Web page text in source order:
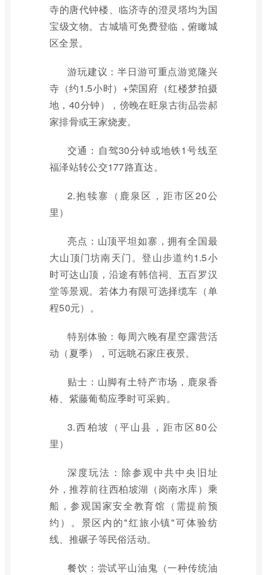
寺的唐代钟楼、临济寺的澄灵塔均为国
宝级文物。古城墙可免费登临，俯瞰城
区全景。
游玩建议：半日游可重点游览隆兴
寺（约1.5小时）+荣国府（红楼梦拍摄
地，40分钟），傍晚在旺泉古街品尝郝
家排骨或王家烧麦。
交通：自驾30分钟或地铁1号线至
福泽站转公交177路直达。
2.抱犊寨（鹿泉区，距市区20公
里）
亮点：山顶平坦如寨，拥有全国最
大山顶门坊南天门。登山步道约1.5小
时可达山顶，沿途有韩信祠、五百罗汉
堂等景观。若体力有限可选择缆车（单
程50元）。
特别体验：每周六晚有星空露营活
动（夏季），可远眺石家庄夜景。
贴士：山脚有土特产市场，鹿泉香
椿、紫藤葡萄应季时可采购。
3.西柏坡（平山县，距市区80公
里）
深度玩法：除参观中共中央旧址
外，推荐前往西柏坡湖（岗南水库）乘
船，参观国家安全教育馆（需提前预
约）。景区内的"红旅小镇"可体验纺
线、推碾子等民俗活动。
餐饮：尝试平山油鬼（一种传统油